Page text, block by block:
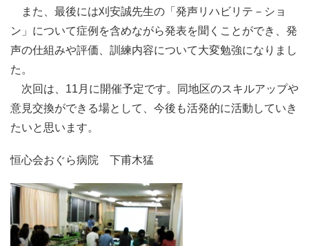
また、最後には刈安誠先生の「発声リハビリテ－ショ
ン」について症例を含めながら発表を聞くことができ、発
声の仕組みや評価、訓練内容について大変勉強になりまし
た。
次回は、11月に開催予定です。同地区のスキルアップや
意見交換ができる場として、今後も活発的に活動していき
たいと思います。
恒心会おぐら病院 下甫木猛